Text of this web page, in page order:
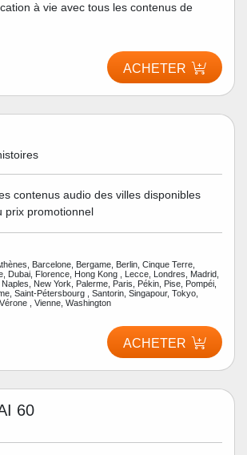
à vie avec tous les contenus de
ACHETER
contenus audio des villes disponibles
prix promotionnel
Barcelone, Bergame, Berlin, Cinque Terre,
Dubai, Florence, Hong Kong , Lecce, Londres, Madrid,
New York, Palerme, Paris, Pékin, Pise, Pompéi,
Saint-Pétersbourg , Santorin, Singapour, Tokyo,
, Vienne, Washington
ACHETER
60